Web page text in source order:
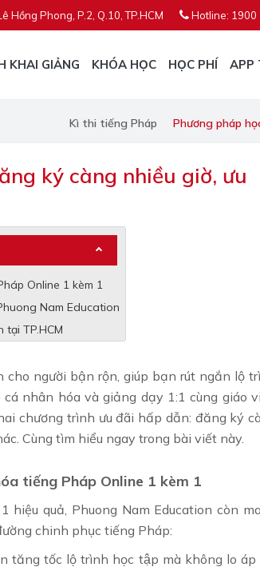
Hồng Phong, P.2, Q.10, TP.HCM Hotline: 1900
KHAI GIẢNG KHÓA HỌC HỌC PHÍ APP
Kì thi tiếng Pháp Phương pháp
ký càng nhiều giờ, ưu
Online 1 kèm 1
Nam Education
TP.HCM
cho người bận rộn, giúp bạn rút ngắn lộ
nhân hóa và giảng dạy 1:1 cùng giáo
chương trình ưu đãi hấp dẫn: đăng ký
Cùng tìm hiểu ngay trong bài viết này.
tiếng Pháp Online 1 kèm 1
quả, Phuong Nam Education còn
chinh phục tiếng Pháp:
tăng tốc lộ trình học tập mà không lo áp